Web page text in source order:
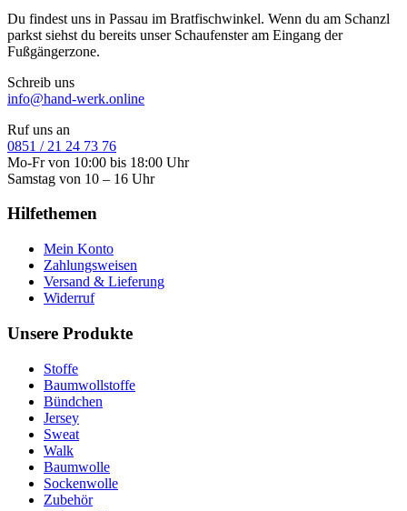
Du findest uns in Passau im Bratfischwinkel. Wenn du am Schanzl
parkst siehst du bereits unser Schaufenster am Eingang der
Fußgängerzone.
Schreib uns
info@hand-werk.online
Ruf uns an
0851 / 21 24 73 76
Mo-Fr von 10:00 bis 18:00 Uhr
Samstag von 10 – 16 Uhr
Hilfethemen
Mein Konto
Zahlungsweisen
Versand & Lieferung
Widerruf
Unsere Produkte
Stoffe
Baumwollstoffe
Bündchen
Jersey
Sweat
Walk
Baumwolle
Sockenwolle
Zubehör